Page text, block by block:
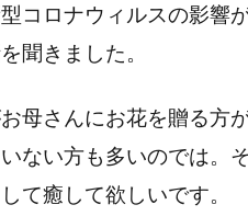
コロナウィルスの影響
聞きました。
母さんにお花を贈る方
ない方も多いのでは。
て癒して欲しいです。